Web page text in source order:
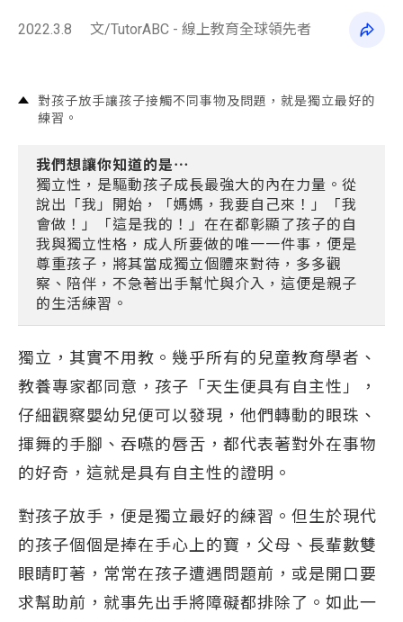
2022.3.8 文/TutorABC - 線上教育全球領先者
對孩子放手讓孩子接觸不同事物及問題，就是獨立最好的
練習。
我們想讓你知道的是⋯
獨立性，是驅動孩子成長最強大的內在力量。從
說出「我」開始，「媽媽，我要自己來！」「我
會做！」「這是我的！」在在都彰顯了孩子的自
我與獨立性格，成人所要做的唯一一件事，便是
尊重孩子，將其當成獨立個體來對待，多多觀
察、陪伴，不急著出手幫忙與介入，這便是親子
的生活練習。
獨立，其實不用教。幾乎所有的兒童教育學者、
教養專家都同意，孩子「天生便具有自主性」，
仔細觀察嬰幼兒便可以發現，他們轉動的眼珠、
揮舞的手腳、吞嚥的唇舌，都代表著對外在事物
的好奇，這就是具有自主性的證明。
對孩子放手，便是獨立最好的練習。但生於現代
的孩子個個是捧在手心上的寶，父母、長輩數雙
眼睛盯著，常常在孩子遭遇問題前，或是開口要
求幫助前，就事先出手將障礙都排除了。如此一